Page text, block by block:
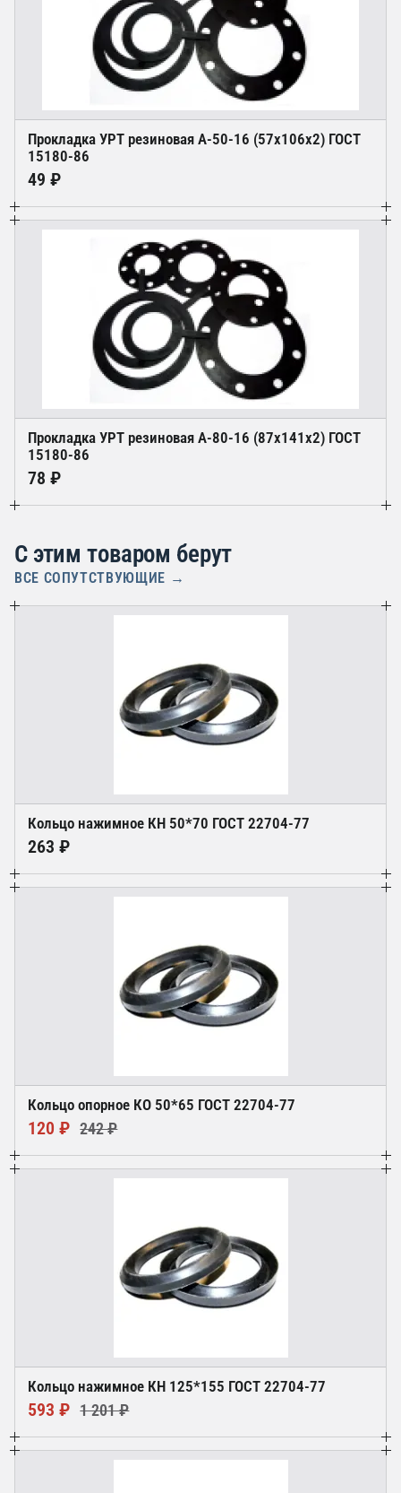
Прокладка УРТ резиновая А-50-16 (57х106х2) ГОСТ
15180-86
49 ₽
Прокладка УРТ резиновая А-80-16 (87х141х2) ГОСТ
15180-86
78 ₽
С этим товаром берут
ВСЕ СОПУТСТВУЮЩИЕ →
Кольцо нажимное КН 50*70 ГОСТ 22704-77
263 ₽
Кольцо опорное КО 50*65 ГОСТ 22704-77
120 ₽ 242 ₽
Кольцо нажимное КН 125*155 ГОСТ 22704-77
593 ₽ 1 201 ₽